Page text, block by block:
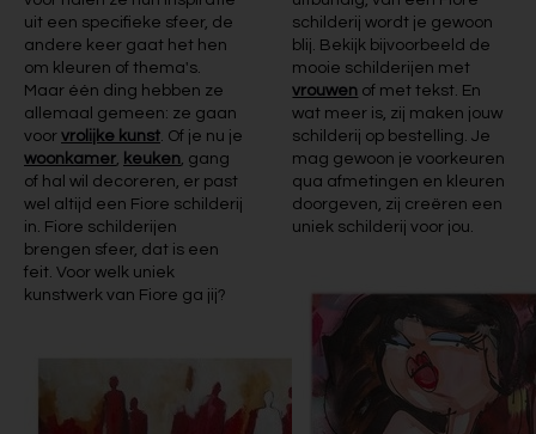
uit een specifieke sfeer, de
andere keer gaat het hen
om kleuren of thema's.
Maar één ding hebben ze
allemaal gemeen: ze gaan
voor vrolijke kunst. Of je nu je
woonkamer, keuken, gang
of hal wil decoreren, er past
wel altijd een Fiore schilderij
in. Fiore schilderijen
brengen sfeer, dat is een
feit. Voor welk uniek
kunstwerk van Fiore ga jij?
schilderij wordt je gewoon
blij. Bekijk bijvoorbeeld de
mooie schilderijen met
vrouwen of met tekst. En
wat meer is, zij maken jouw
schilderij op bestelling. Je
mag gewoon je voorkeuren
qua afmetingen en kleuren
doorgeven, zij creëren een
uniek schilderij voor jou.